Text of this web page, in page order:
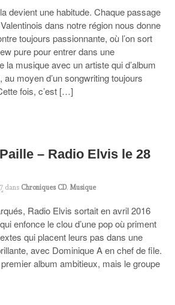
devient une habitude. Chaque passage
dans notre région nous donne
toujours passionnante, où l’on sort
pure pour entrer dans une
la musique avec un artiste qui d’album
moyen d’un songwriting toujours
fois, c’est […]
– Radio Elvis le 28
dans Chroniques CD, Musique
Radio Elvis sortait en avril 2016
enfonce le clou d’une pop où priment
qui placent leurs pas dans une
avec Dominique A en chef de file.
album ambitieux, mais le groupe